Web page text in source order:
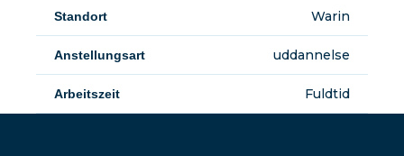
Standort Warin
Anstellungsart uddannelse
Arbeitszeit Fuldtid